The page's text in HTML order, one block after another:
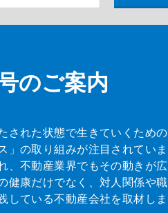
のご案内
された状態で生きていくための
」の取り組みが注目されていま
、不動産業界でもその動きが広
健康だけでなく、対人関係や職
している不動産会社を取材しま